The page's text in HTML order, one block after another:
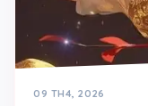
09 TH4, 2026